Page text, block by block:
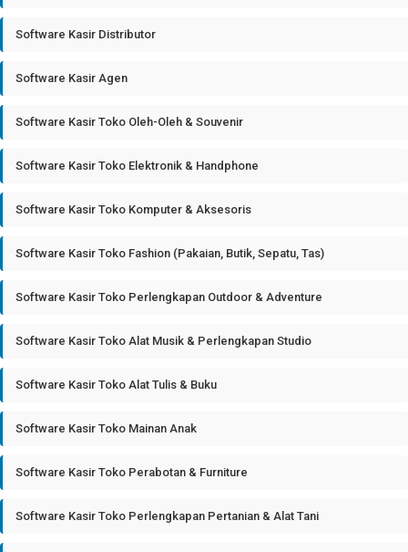
Software Kasir Distributor
Software Kasir Agen
Software Kasir Toko Oleh-Oleh & Souvenir
Software Kasir Toko Elektronik & Handphone
Software Kasir Toko Komputer & Aksesoris
Software Kasir Toko Fashion (Pakaian, Butik, Sepatu, Tas)
Software Kasir Toko Perlengkapan Outdoor & Adventure
Software Kasir Toko Alat Musik & Perlengkapan Studio
Software Kasir Toko Alat Tulis & Buku
Software Kasir Toko Mainan Anak
Software Kasir Toko Perabotan & Furniture
Software Kasir Toko Perlengkapan Pertanian & Alat Tani